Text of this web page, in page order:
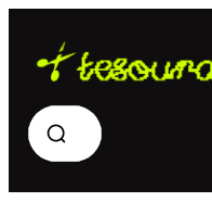
para
conteúdo
Pesquisar